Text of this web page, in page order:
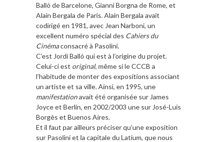
Balló de Barcelone, Gianni Borgna de Rome, et
Alain Bergala de Paris. Alain Bergala avait
codirigé en 1981, avec Jean Narboni, un
excellent numéro spécial des Cahiers du
Cinémaconsacré à Pasolini.
C’est Jordi Balló qui est à l’origine du projet.
Celui-ci est original, même si le CCCB a
l’habitude de monter des expositions associant
un artiste et sa ville. Ainsi, en 1995, une
manifestationavait été organisée sur James
Joyce et Berlin, en 2002/2003 une sur José-Luis
Borgès et Buenos Aires.
Et il faut par ailleurs préciser qu’une exposition
sur Pasolini et la capitale du Latium, que nous